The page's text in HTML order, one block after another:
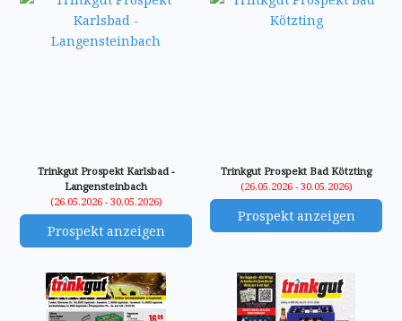
Trinkgut Prospekt Karlsbad -
Langensteinbach
(26.05.2026 - 30.05.2026)
Prospekt anzeigen
Trinkgut Prospekt Bad Kötzting
(26.05.2026 - 30.05.2026)
Prospekt anzeigen